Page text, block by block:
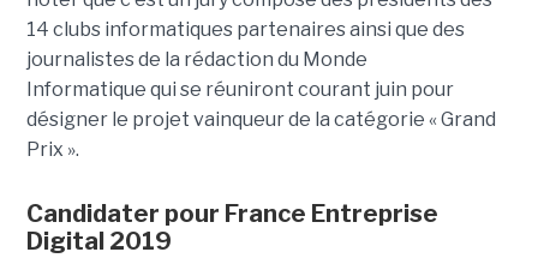
14 clubs informatiques partenaires ainsi que des
journalistes de la rédaction du Monde
Informatique qui se réuniront courant juin pour
désigner le projet vainqueur de la catégorie « Grand
Prix ».
Candidater pour France Entreprise
Digital 2019